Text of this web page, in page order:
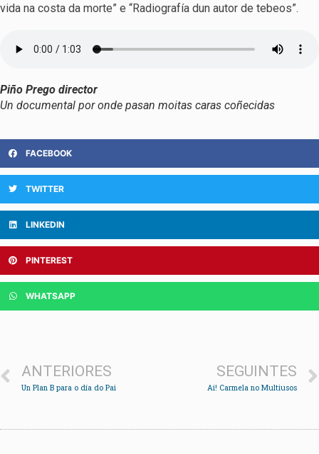
vida na costa da morte” e “Radiografía dun autor de tebeos”.
Piño Prego director
Un documental por onde pasan moitas caras coñecidas
FACEBOOK
TWITTER
LINKEDIN
PINTEREST
WHATSAPP
ANTERIORES
Un Plan B para o día do Pai
SEGUINTES
Ai! Carmela no Multiusos